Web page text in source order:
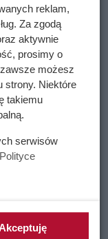
i
reklam,
Za zgodą
aktywnie
prosimy o
możesz
strony. Niektóre
takiemu
serwisów
Polityce